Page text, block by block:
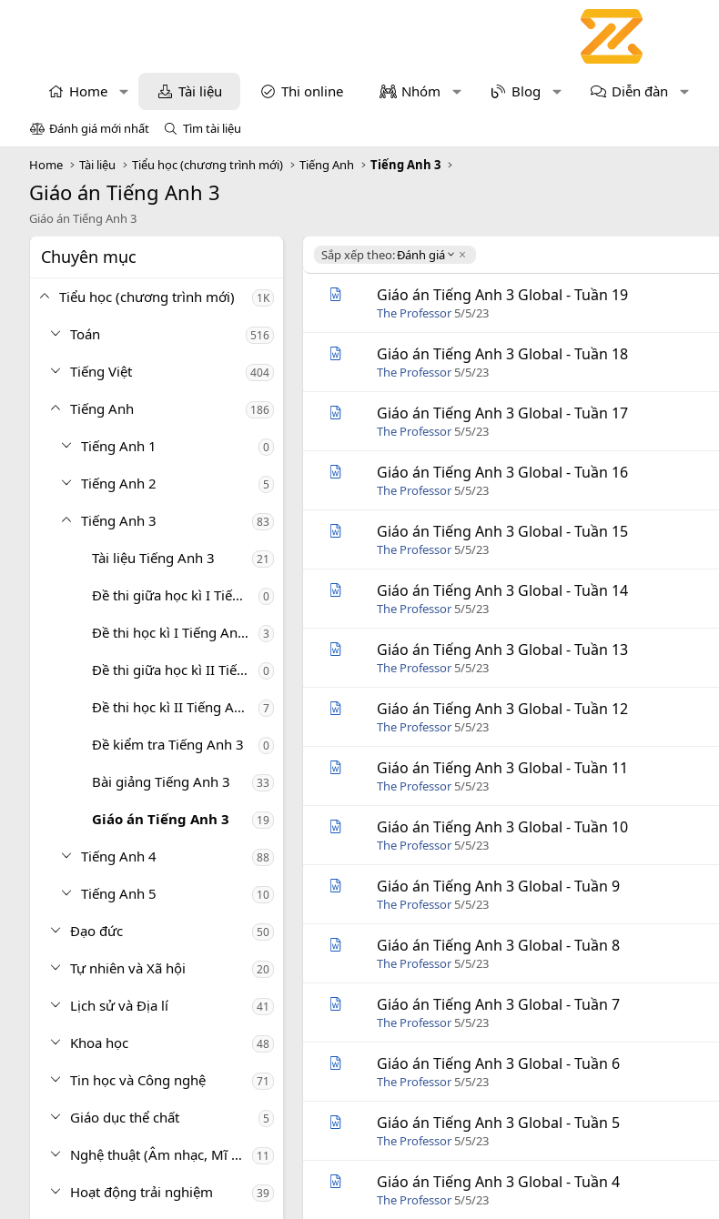
Home Tài liệu Thi online Nhóm Blog Diễn đàn
Đánh giá mới nhất Tìm tài liệu
Home Tài liệu Tiểu học (chương trình mới) Tiếng Anh Tiếng Anh 3
Giáo án Tiếng Anh 3
Giáo án Tiếng Anh 3
Chuyên mục
Tiểu học (chương trình mới) 1K
Toán 516
Tiếng Việt 404
Tiếng Anh 186
Tiếng Anh 1 0
Tiếng Anh 2 5
Tiếng Anh 3 83
Tài liệu Tiếng Anh 3 21
Đề thi giữa học kì I Tiếng Anh 3 0
Đề thi học kì I Tiếng Anh 3 3
Đề thi giữa học kì II Tiếng Anh 3 0
Đề thi học kì II Tiếng Anh 3 7
Đề kiểm tra Tiếng Anh 3 0
Bài giảng Tiếng Anh 3 33
Giáo án Tiếng Anh 3 19
Tiếng Anh 4 88
Tiếng Anh 5 10
Đạo đức 50
Tự nhiên và Xã hội 20
Lịch sử và Địa lí 41
Khoa học 48
Tin học và Công nghệ 71
Giáo dục thể chất 5
Nghệ thuật (Âm nhạc, Mĩ thuật) 11
Hoạt động trải nghiệm 39
Sắp xếp theo:Đánh giá
D
e
Giáo án Tiếng Anh 3 Global - Tuần 19
The Professor 5/5/23
Giáo án Tiếng Anh 3 Global - Tuần 18
The Professor 5/5/23
Giáo án Tiếng Anh 3 Global - Tuần 17
The Professor 5/5/23
Giáo án Tiếng Anh 3 Global - Tuần 16
The Professor 5/5/23
Giáo án Tiếng Anh 3 Global - Tuần 15
The Professor 5/5/23
Giáo án Tiếng Anh 3 Global - Tuần 14
The Professor 5/5/23
Giáo án Tiếng Anh 3 Global - Tuần 13
The Professor 5/5/23
Giáo án Tiếng Anh 3 Global - Tuần 12
The Professor 5/5/23
Giáo án Tiếng Anh 3 Global - Tuần 11
The Professor 5/5/23
Giáo án Tiếng Anh 3 Global - Tuần 10
The Professor 5/5/23
Giáo án Tiếng Anh 3 Global - Tuần 9
The Professor 5/5/23
Giáo án Tiếng Anh 3 Global - Tuần 8
The Professor 5/5/23
Giáo án Tiếng Anh 3 Global - Tuần 7
The Professor 5/5/23
Giáo án Tiếng Anh 3 Global - Tuần 6
The Professor 5/5/23
Giáo án Tiếng Anh 3 Global - Tuần 5
The Professor 5/5/23
Giáo án Tiếng Anh 3 Global - Tuần 4
The Professor 5/5/23